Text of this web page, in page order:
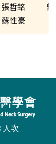
張哲銘
蘇性豪
次